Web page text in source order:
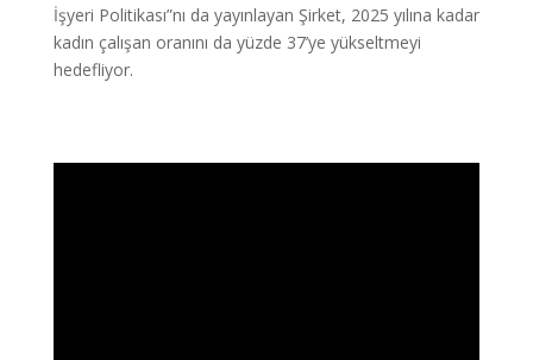
İşyeri Politikası”nı da yayınlayan Şirket, 2025 yılına kadar
kadın çalışan oranını da yüzde 37’ye yükseltmeyi
hedefliyor.